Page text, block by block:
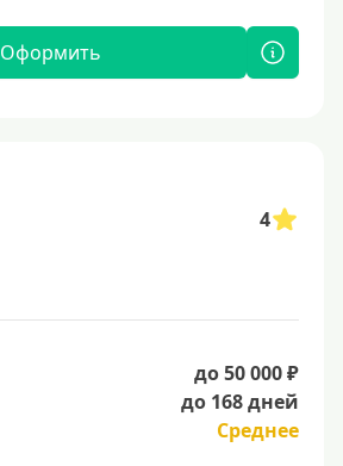
Оформить
4
до 50 000 ₽
до 168 дней
Среднее